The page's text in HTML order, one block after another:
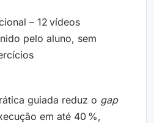
– 12 vídeos
pelo aluno, sem
guiada reduz o gap
em até 40 %,